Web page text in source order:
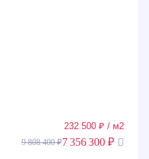
232 500 ₽ / м2
9 808 400 ₽7 356 300 ₽